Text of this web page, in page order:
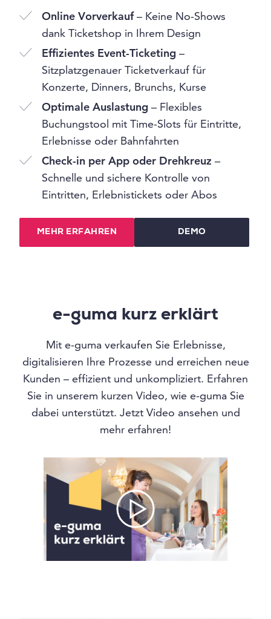
Online Vorverkauf– Keine No-Shows
dank Ticketshop in Ihrem Design
Effizientes Event-Ticketing –
Sitzplatzgenauer Ticketverkauf für
Konzerte, Dinners, Brunchs, Kurse
Optimale Auslastung – Flexibles
Buchungstool mit Time-Slots für Eintritte,
Erlebnisse oder Bahnfahrten
Check-in per App oder Drehkreuz –
Schnelle und sichere Kontrolle von
Eintritten, Erlebnistickets oder Abos
MEHR ERFAHREN DEMO
e-guma kurz erklärt
Mit e-guma verkaufen Sie Erlebnisse,
digitalisieren Ihre Prozesse und erreichen neue
Kunden – effizient und unkompliziert. Erfahren
Sie in unserem kurzen Video, wie e-guma Sie
dabei unterstützt. Jetzt Video ansehen und
mehr erfahren!